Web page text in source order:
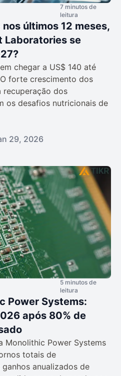
7 minutos de
leitura
últimos 12 meses,
Laboratories se
chegar a US$ 140 até
forte crescimento dos
dos
os desafios nutricionais de
29, 2026
5 minutos de
leitura
Power Systems:
após 80% de
Monolithic Power Systems
totais de
anualizados de